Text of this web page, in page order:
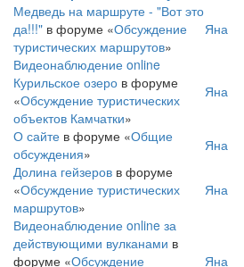
Медведь на маршруте - "Вот это
да!!!" в форуме «Обсуждение
туристических маршрутов»
Яна
Видеонаблюдение online
Курильское озеро в форуме
«Обсуждение туристических
объектов Камчатки»
Яна
О сайте в форуме «Общие
обсуждения» Яна
Долина гейзеров в форуме
«Обсуждение туристических
маршрутов»
Яна
Видеонаблюдение online за
действующими вулканами в
форуме «Обсуждение
Яна